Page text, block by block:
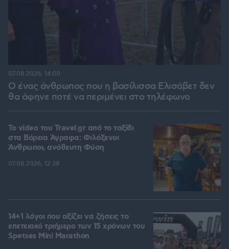
Ο ένας άνθρωπος που η βασίλισσα Ελισάβετ δεν
θα άφηνε ποτέ να περιμένει στο τηλέφωνο
07.08.2026, 14:00
To video του Travel.gr από το ταξίδι
στα Βόρεια Άγραφα: Φιλόξενοι
Άνθρωποι, ανόθευτη Φύση
07.08.2026, 12:38
14+1 λόγοι που αξίζει να ζήσεις το
επετειακό τριήμερο των 15 χρόνων του
Spetses Mini Marathon